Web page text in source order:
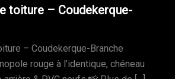
toiture – Coudekerque-
– Coudekerque-Branche
rouge à l’identique, chéneau